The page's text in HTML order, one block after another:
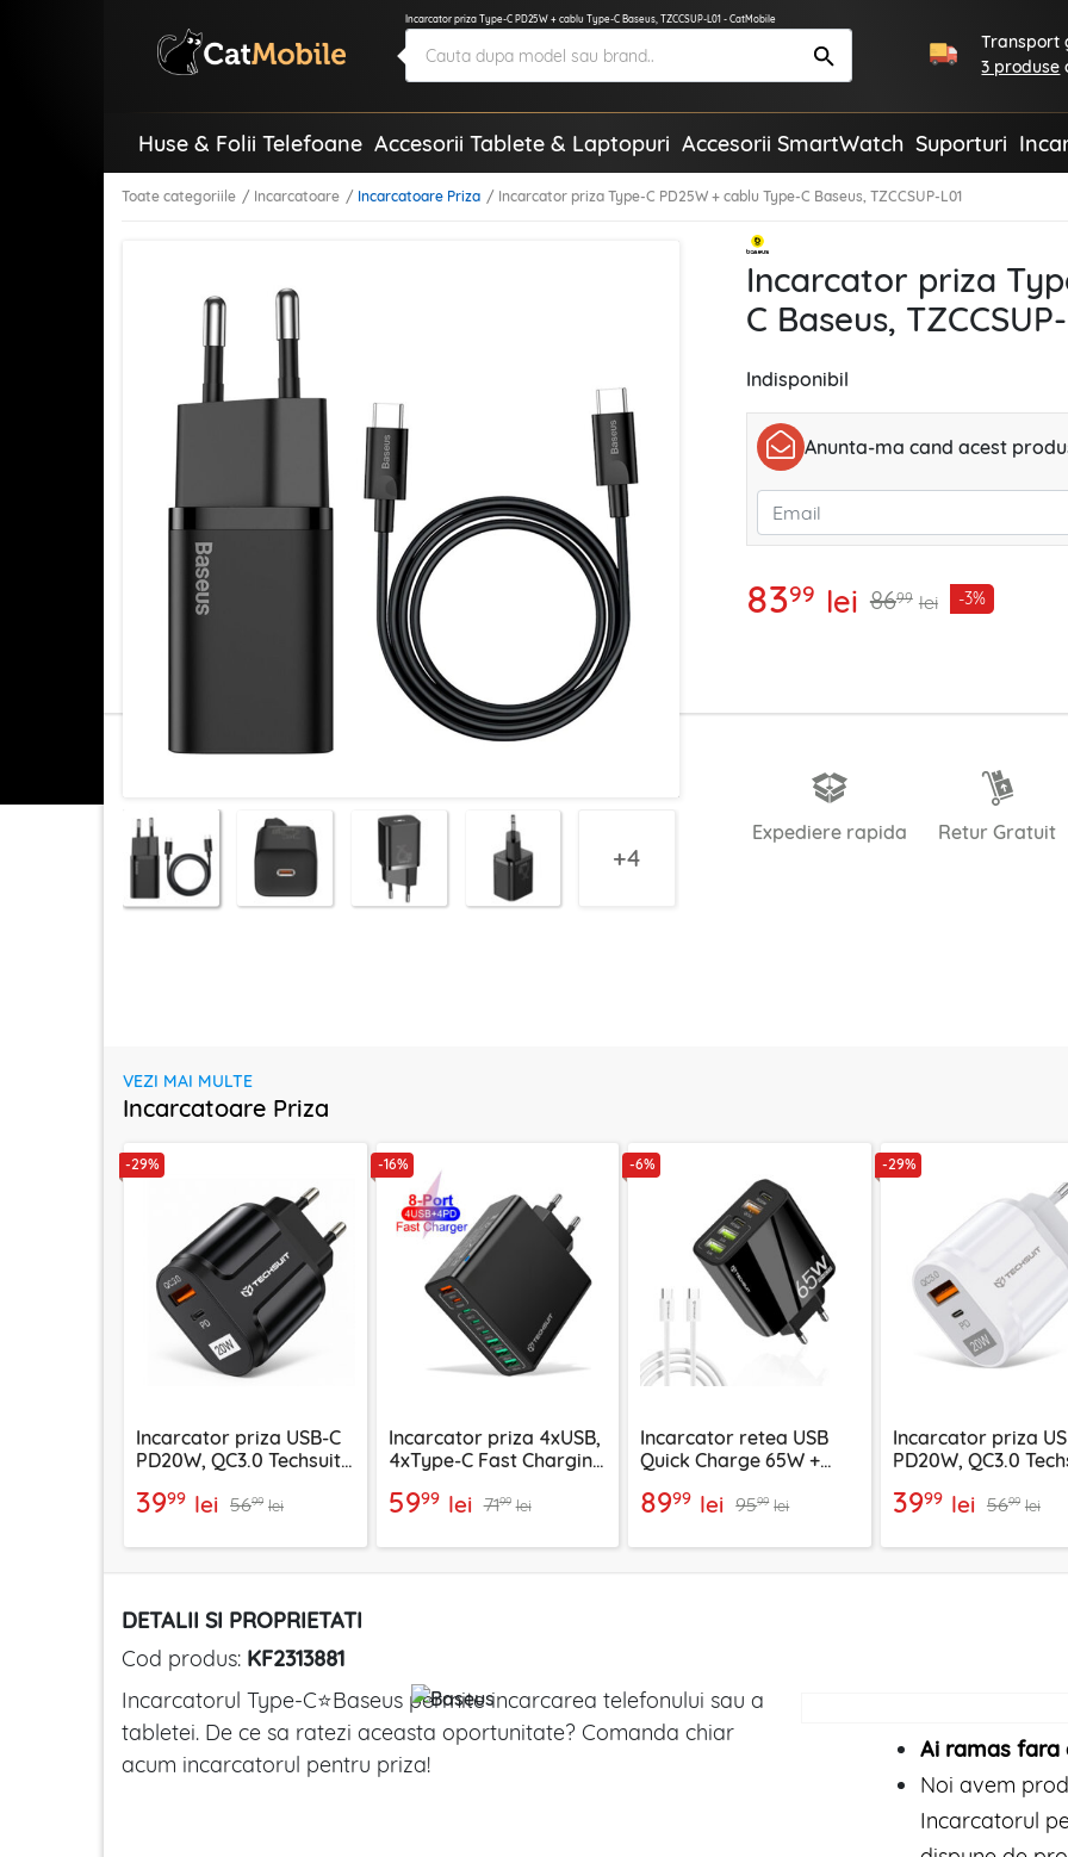
Incarcator priza Type-C PD25W + cablu Type-C Baseus, TZCCSUP-L01 - CatMobile
Transport
3 produse
Huse & Folii Telefoane Accesorii Tablete & Laptopuri Accesorii SmartWatch Suporturi
Toate categoriile Incarcatoare Incarcatoare Priza Incarcator priza Type-C PD25W + cablu Type-C Baseus, TZCCSUP-L01
4
Incarcator priza
C Baseus,
Indisponibil
Anunta-ma cand acest
8399 lei 8699 lei -3%
Expediere rapida Retur Gratuit
VEZI MAI MULTE
Incarcatoare Priza
-29%
Incarcator priza USB-C
PD20W, QC3.0 Techsuit
CHPD038
3999 lei 5699 lei
-16%
Incarcator priza 4xUSB,
4xType-C Fast Charging
negru, CHPD224
5999 lei 7199 lei
-6%
Incarcator retea USB
Quick Charge 65W +
negru, CHC2
8999 lei 9599 lei
-29%
Incarcator priza
PD20W, QC3.0
CHPD038
3999 lei 5699 lei
DETALII SI PROPRIETATI
Cod produs: KF2313881
Incarcatorul Type-C⭐Baseus permite incarcarea telefonului sau a
tabletei. De ce sa ratezi aceasta oportunitate? Comanda chiar
acum incarcatorul pentru priza!
Ai ramas fara
Noi avem
Incarcatorul